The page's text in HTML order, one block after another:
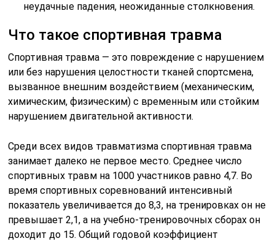
неудачные падения, неожиданные столкновения.
Что такое спортивная травма
Спортивная травма — это повреждение с нарушением
или без нарушения целостности тканей спортсмена,
вызванное внешним воздействием (механическим,
химическим, физическим) с временным или стойким
нарушением двигательной активности.
Среди всех видов травматизма спортивная травма
занимает далеко не первое место. Среднее число
спортивных травм на 1000 участников равно 4,7. Во
время спортивных соревнований интенсивный
показатель увеличивается до 8,3, на тренировках он не
превышает 2,1, а на учебно-тренировочных сборах он
доходит до 15. Общий годовой коэффициент